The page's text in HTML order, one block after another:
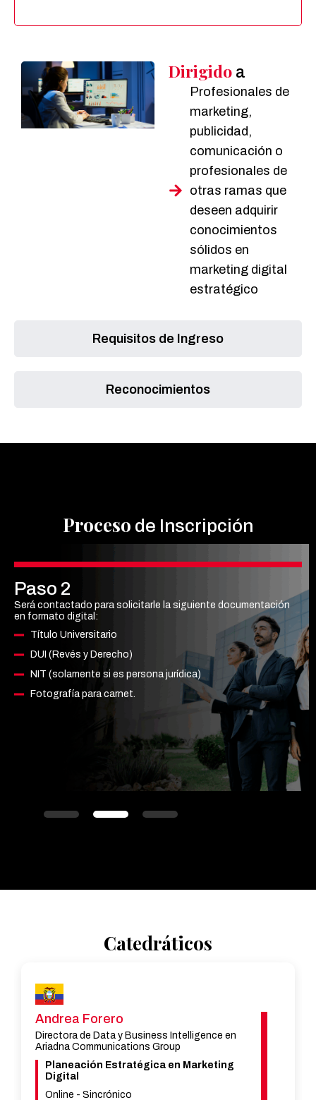
Requisitos de Ingreso
Reconocimientos
Dirigido a
Profesionales de
marketing,
publicidad,
comunicación o
profesionales de
otras ramas que
deseen adquirir
conocimientos
sólidos en
marketing digital
estratégico
Proceso de Inscripción
Paso 2
Será contactado para solicitarle la siguiente documentación
en formato digital:
Título Universitario
DUI (Revés y Derecho)
NIT (solamente si es persona jurídica)
Fotografía para carnet.
Catedráticos
Laura Bejar
Mentora de La Academia, actualmente
gerente de cuenta Pharmasocial, agencia de
marketing farmacéutico
Social Media & Creatividad
Online - Sincrónico